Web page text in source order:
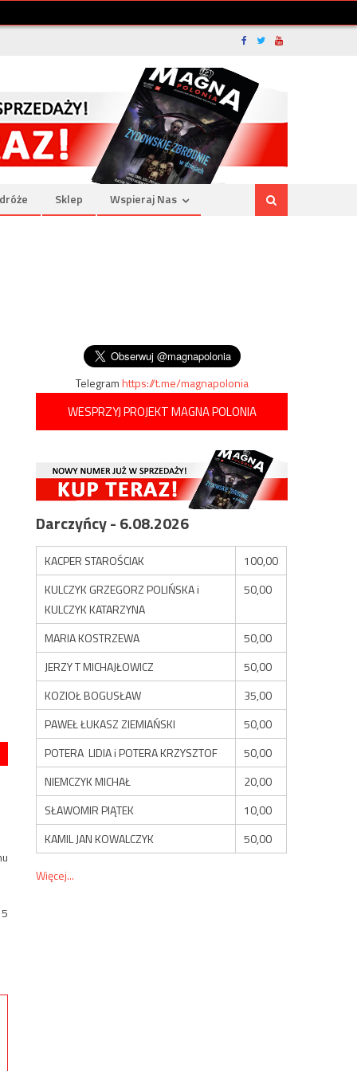
Sklep Wspieraj Nas
Telegramhttps://t.me/magnapolonia
WESPRZYJ PROJEKT MAGNA POLONIA
Darczyńcy - 6.08.2026
KACPER STAROŚCIAK
100,00
KULCZYK GRZEGORZ POLIŃSKA i
KULCZYK KATARZYNA
50,00
MARIA KOSTRZEWA
50,00
JERZY T MICHAJŁOWICZ
50,00
KOZIOŁ BOGUSŁAW
35,00
PAWEŁ ŁUKASZ ZIEMIAŃSKI
50,00
POTERA LIDIA i POTERA KRZYSZTOF
50,00
NIEMCZYK MICHAŁ
20,00
SŁAWOMIR PIĄTEK
10,00
KAMIL JAN KOWALCZYK
50,00
Więcej...